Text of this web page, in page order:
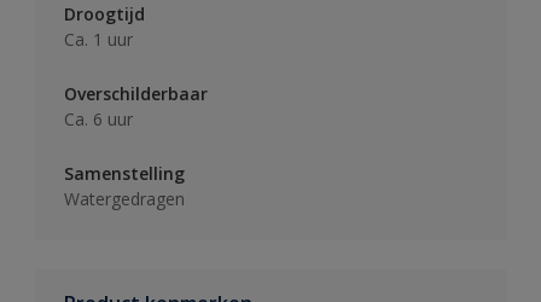
Droogtijd
Ca. 1 uur
Overschilderbaar
Ca. 6 uur
Samenstelling
Watergedragen